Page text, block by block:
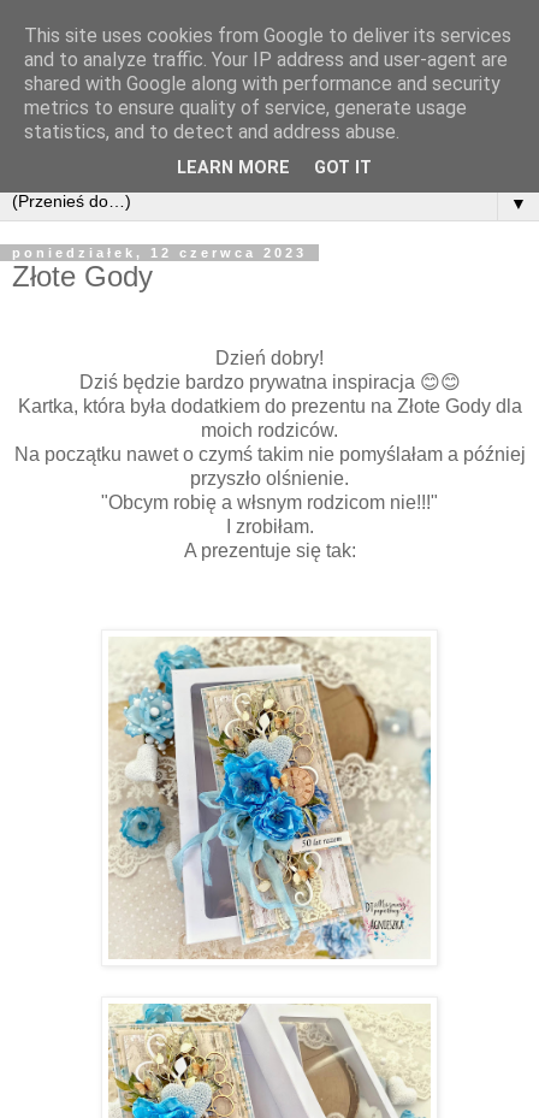
▼
poniedziałek, 12 czerwca 2023
Złote Gody
Dzień dobry!
Dziś będzie bardzo prywatna inspiracja 😊😊
Kartka, która była dodatkiem do prezentu na Złote Gody dla
moich rodziców.
Na początku nawet o czymś takim nie pomyślałam a później
przyszło olśnienie.
"Obcym robię a włsnym rodzicom nie!!!"
I zrobiłam.
A prezentuje się tak:
This site uses cookies from Google to deliver its services
and to analyze traffic. Your IP address and user-agent are
shared with Google along with performance and security
metrics to ensure quality of service, generate usage
statistics, and to detect and address abuse.
LEARN MORE GOT IT